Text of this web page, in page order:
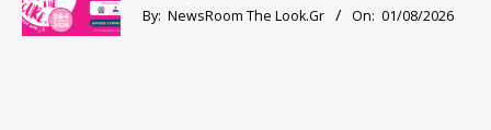
By: NewsRoom The Look.Gr On: 01/08/2026